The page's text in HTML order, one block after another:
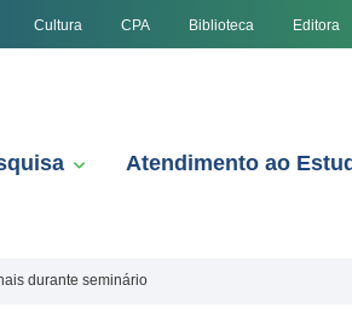
Cultura CPA Biblioteca Editora
Atendimento ao
durante seminário